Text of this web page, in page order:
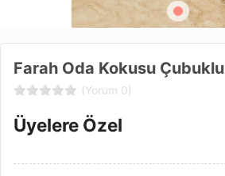
Farah Oda Kokusu
(Yorum 0)
Üyelere Özel